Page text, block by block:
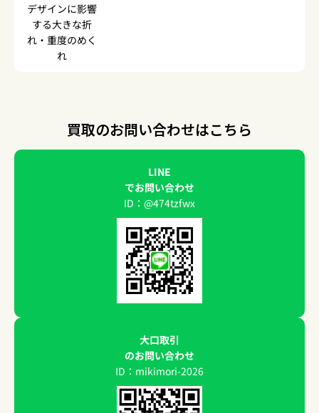
デザインに影響
する大きな折
れ・重度のめく
れ
買取のお問い合わせはこちら
LINE
でお問い合わせ
ID：@474tzfwx
大口取引
のお問い合わせ
ID：mikimori-2026